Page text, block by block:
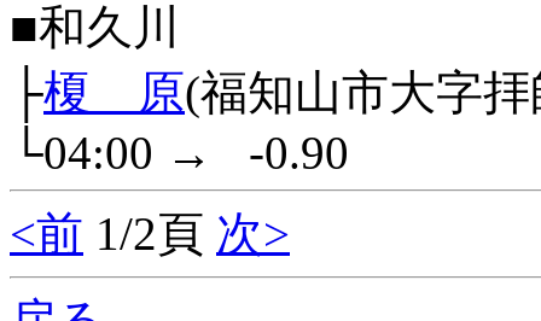
■和久川
├榎 原(福知山市大字
└04:00 →
-0.90
<前 1/2頁 次>